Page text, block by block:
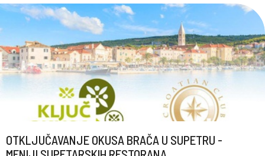
obilježavaju velika …
OTKLJUČAVANJE OKUSA BRAČA U SUPETRU -